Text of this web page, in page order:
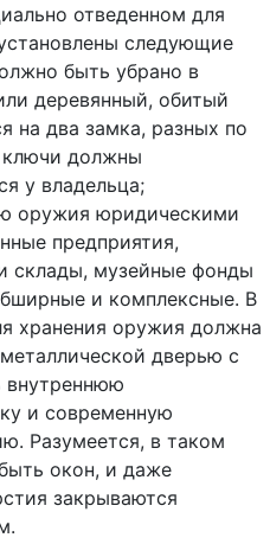
отведенном для
следующие
быть убрано в
деревянный, обитый
на два замка, разных по
ключи должны
у владельца;
оружия юридическими
предприятия,
склады, музейные фонды
и комплексные. В
хранения оружия должна
дверью с
внутреннюю
и современную
Разумеется, в таком
окон, и даже
закрываются